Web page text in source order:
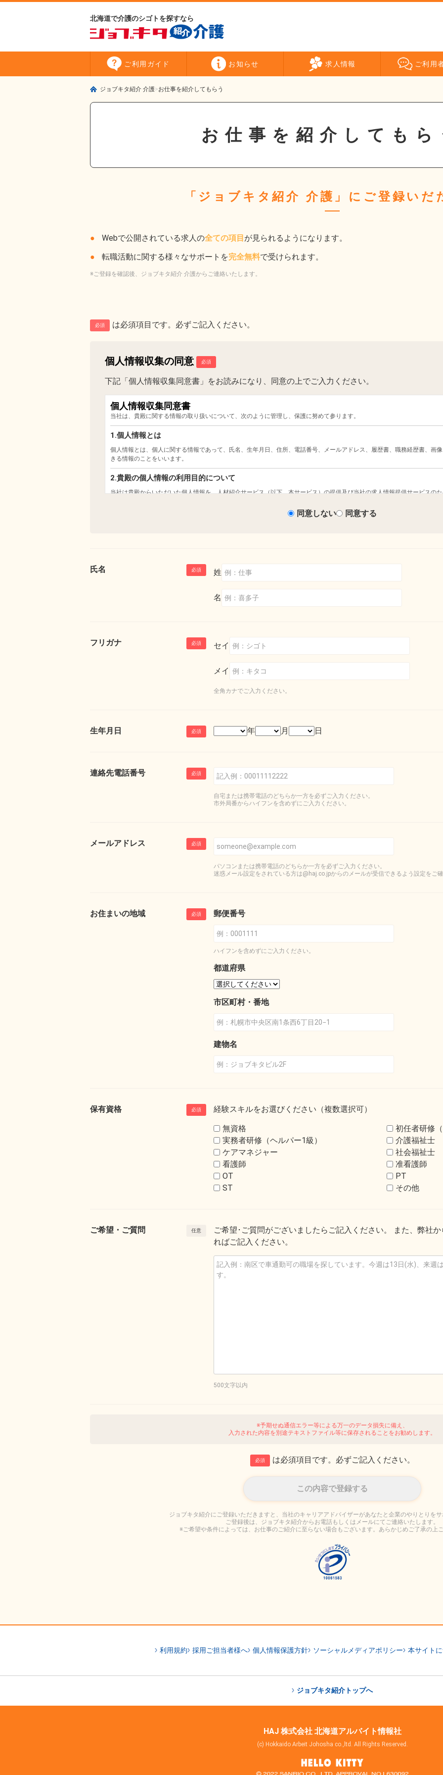
北海道で介護のシゴトを探すなら
ご利用 ガイド お知らせ 求人情報 ご利用
ジョブキタ紹介 介護 お仕事を紹介してもらう
お仕事を紹介してもら
「ジョブキタ紹介 介護」にご登録いだ
Webで公開されている求人の全ての項目 が見られるようになります。
転職活動に関する様々なサポートを完全無料で受けられます。
※ご登録を確認後、ジョブキタ紹介 介護からご連絡いたします。
必須 は必須項目です。必ずご記入ください。
個人情報収集の同意
下記「個人情報収集同意書」をお読みになり、同意の上でご入力ください。
同意しない 同意する
氏名 姓
名
フリガナ セイ
メイ
全角カナでご入力ください。
生年月日 年 月 日
連絡先電話番号
自宅または携帯電話のどちらか一方を必ずご入力ください。
市外局番からハイフンを含めずにご入力ください。
メールアドレス
パソコンまたは携帯電話のどちらか一方を必ずご入力ください。
迷惑メール設定をされている方は@haj.co.jpからのメールが受信できるよう設定をご確
お住まいの地域 郵便番号
ハイフンを含めずにご入力ください。
都道府県
市区町村・番地
建物名
保有資格 経験スキルをお選びください（複数選択可）
無資格
初任者研修
実務者研修（ヘルパー1級）
介護福祉士
ケアマネジャー
社会福祉士
看護師
准看護師
OT
PT
ST
その他
ご希望・ご質問
ご希望･ご質問がございましたらご記入ください。 また、弊社
ればご記入ください。
500文字以内
※予期せぬ通信エラー等による万一のデータ損失に備え、
入力された内容を別途テキストファイル等に保存されることをお勧めします。
必須 は必須項目です。必ずご記入ください。
ジョブキタ紹介にご登録いただきますと、当社のキャリアアドバイザーがあなたと企業のやりとりをサ
ご登録後は、ジョブキタ紹介からお電話もしくはメールにてご連絡いたします。
※ご希望や条件によっては、お仕事のご紹介に至らない場合もございます。あらかじめご了承の上ご
利用規約 採用ご担当者様へ 個人情報保護方針 ソーシャルメディアポリシー 本サイト
ジョブキタ紹介トップへ
HAJ 株式会社 北海道アルバイト情報社
(c) Hokkaido Arbeit Johosha co.,ltd. All Rights Reserved.